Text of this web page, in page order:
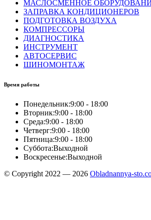
МАСЛОСМЕННОЕ
ЗАПРАВКА КОНДИЦИОНЕРОВ
ПОДГОТОВКА ВОЗДУХА
КОМПРЕССОРЫ
ДИАГНОСТИКА
ИНСТРУМЕНТ
АВТОСЕРВИС
ШИНОМОНТАЖ
Время работы
Понедельник:9:00 - 18:00
Вторник:9:00 - 18:00
Среда:9:00 - 18:00
Четверг:9:00 - 18:00
Пятница:9:00 - 18:00
Суббота:Выходной
Воскресенье:Выходной
© Copyright 2022 — 2026 Obladnannya-